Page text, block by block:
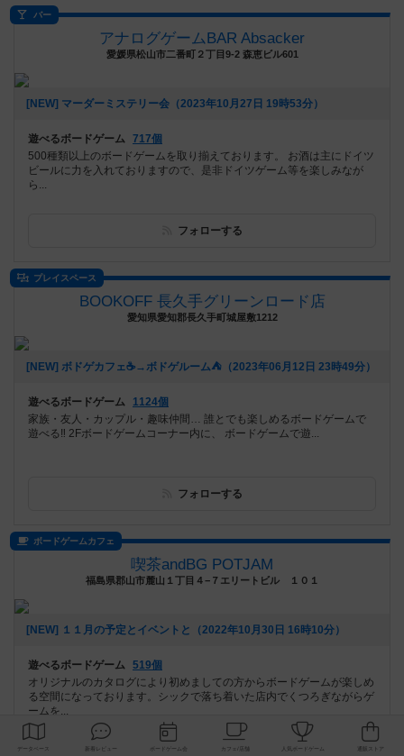
バー
アナログゲームBAR Absacker
愛媛県松山市二番町２丁目9-2 森恵ビル601
[NEW] マーダーミステリー会（2023年10月27日 19時53分）
遊べるボードゲーム 717個
500種類以上のボードゲームを取り揃えております。 お酒は主にドイツ
ビールに力を入れておりますので、是非ドイツゲーム等を楽しみなが
ら...
フォローする
プレイスペース
BOOKOFF 長久手グリーンロード店
愛知県愛知郡長久手町城屋敷1212
[NEW] ボドゲカフェ☕️→ボドゲルーム⛺️（2023年06月12日 23時49分）
遊べるボードゲーム
1124個
家族・友人・カップル・趣味仲間… 誰とでも楽しめるボードゲームで
遊べる‼️ 2Fボードゲームコーナー内に、 ボードゲームで遊...
フォローする
ボードゲームカフェ
喫茶andBG POTJAM
福島県郡山市麓山１丁目４−７エリートビル １０１
[NEW] １１月の予定とイベントと（2022年10月30日 16時10分）
遊べるボードゲーム 519個
オリジナルのカタログにより初めましての方からボードゲームが楽しめ
る空間になっております。シックで落ち着いた店内でくつろぎながらゲ
ームを...